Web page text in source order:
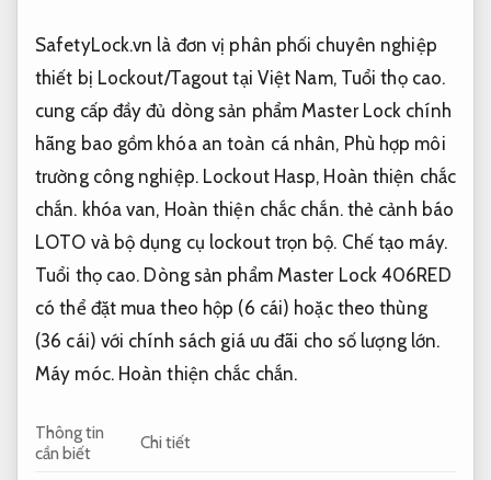
SafetyLock.vn là đơn vị phân phối chuyên nghiệp
thiết bị Lockout/Tagout tại Việt Nam, Tuổi thọ cao.
cung cấp đầy đủ dòng sản phẩm Master Lock chính
hãng bao gồm khóa an toàn cá nhân, Phù hợp môi
trường công nghiệp.Lockout Hasp, Hoàn thiện chắc
chắn. khóa van, Hoàn thiện chắc chắn.thẻ cảnh báo
LOTO và bộ dụng cụ lockout trọn bộ. Chế tạo máy.
Tuổi thọ cao. Dòng sản phẩm Master Lock 406RED
có thể đặt mua theo hộp (6 cái) hoặc theo thùng
(36 cái) với chính sách giá ưu đãi cho số lượng lớn.
Máy móc. Hoàn thiện chắc chắn.
Thông tin
cần biết
Chi tiết